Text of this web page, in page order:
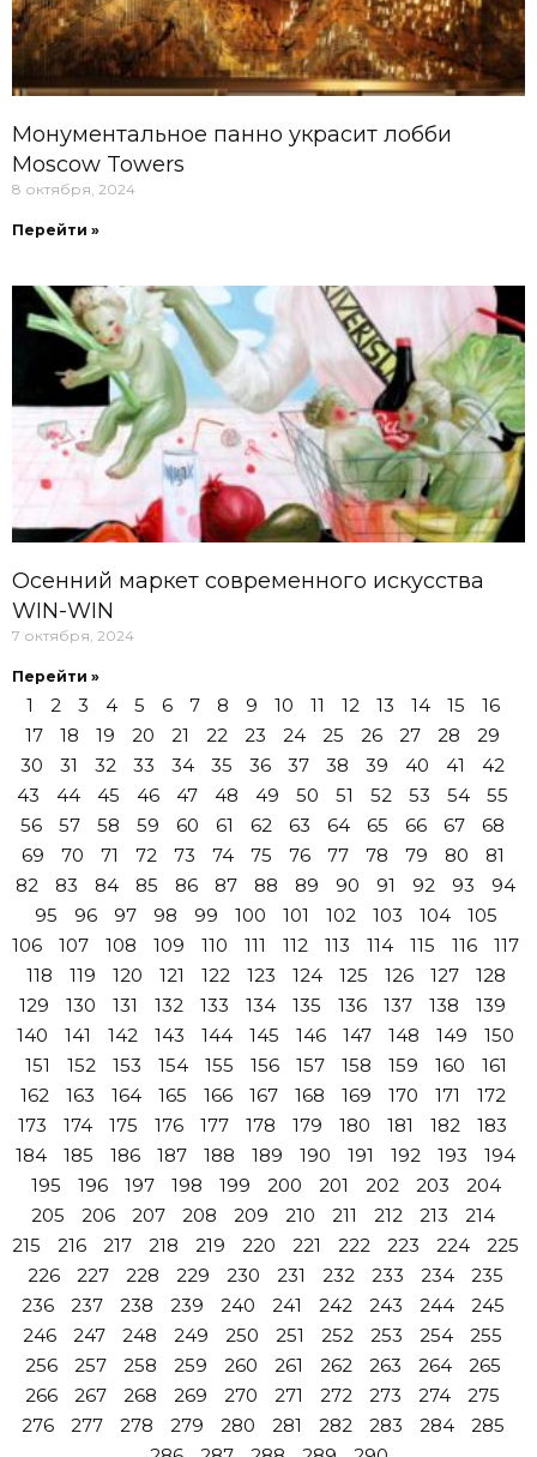
Монументальное панно украсит лобби
Moscow Towers
8 октября, 2024
Перейти »
Осенний маркет современного искусства
WIN-WIN
7 октября, 2024
Перейти »
1 2 3 4 5 6 7 8 9 10 11 12 13 14 15
16
17
18 19 20 21 22 23 24 25 26 27 28
29
30
31 32 33 34 35 36 37 38 39 40 41
42
43
44 45 46 47 48 49 50 51 52 53 54
55
56
57 58 59 60 61 62 63 64 65 66 67
68
69
70 71 72 73 74 75 76 77 78 79 80
81
82
83 84 85 86 87 88 89 90 91 92 93
94
95
96 97 98 99 100 101 102 103 104
105
106
107 108 109 110 111 112 113 114 115 116
117
118
119 120 121 122 123 124 125 126 127
128
129
130 131 132 133 134 135 136 137 138
139
140
141 142 143 144 145 146 147 148 149
150
151
152 153 154 155 156 157 158 159 160
161
162
163 164 165 166 167 168 169 170 171
172
173
174 175 176 177 178 179 180 181 182
183
184
185 186 187 188 189 190 191 192 193
194
195
196 197 198 199 200 201 202 203
204
205
206 207 208 209 210 211 212 213
214
215
216 217 218 219 220 221 222 223 224
225
226
227 228 229 230 231 232 233 234
235
236
237 238 239 240 241 242 243 244
245
246
247 248 249 250 251 252 253 254
255
256
257 258 259 260 261 262 263 264
265
266
267 268 269 270 271 272 273 274
275
276
277 278 279 280 281 282 283 284
285